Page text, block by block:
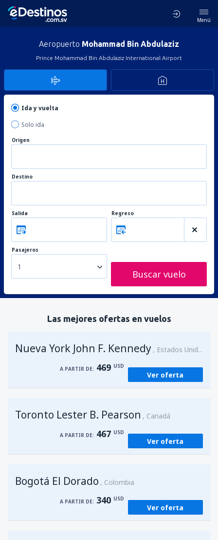
Menú
Aeropuerto Mohammad Bin Abdulaziz
Prince Mohammad Bin Abdulaziz International Airport
Ida y vuelta
Solo ida
Origen
Destino
Salida Regreso
Pasajeros
1
Buscar vuelo
Las mejores ofertas en vuelos
Nueva York John F. Kennedy Estados Unidos
A PARTIR DE: 469 USD
Ver oferta
Toronto Lester B. Pearson Canadá
A PARTIR DE: 467 USD
Ver oferta
Bogotá El Dorado Colombia
A PARTIR DE: 340 USD
Ver oferta